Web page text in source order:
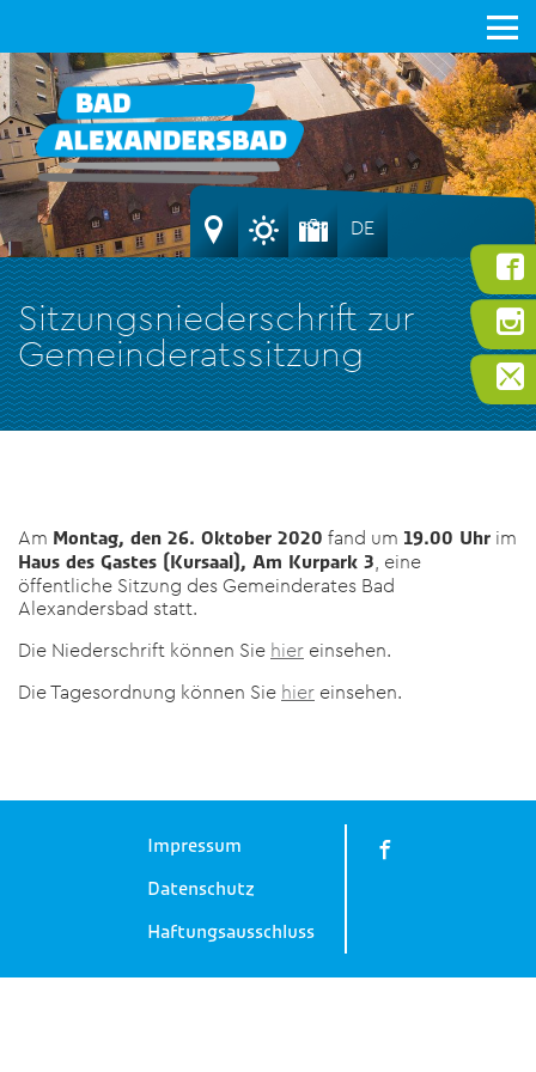
Sitzungsniederschrift zur
Gemeinderatssitzung
DE
Am Montag, den 26. Oktober 2020 fand um 19.00 Uhr im
Haus des Gastes (Kursaal), Am Kurpark 3, eine
öffentliche Sitzung des Gemeinderates Bad
Alexandersbad statt.
Die Niederschrift können Sie hier einsehen.
Die Tagesordnung können Sie hier einsehen.
Impressum
Datenschutz
Haftungsausschluss